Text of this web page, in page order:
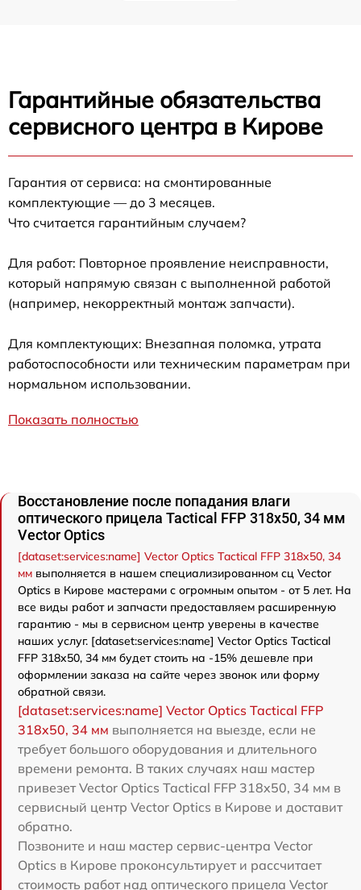
Гарантийные обязательства
сервисного центра в Кирове
Гарантия от сервиса: на смонтированные
комплектующие — до 3 месяцев.
Что считается гарантийным случаем?
Для работ: Повторное проявление неисправности,
который напрямую связан с выполненной работой
(например, некорректный монтаж запчасти).
Для комплектующих: Внезапная поломка, утрата
работоспособности или техническим параметрам при
нормальном использовании.
Показать полностью
Восстановление после попадания влаги
оптического прицела Tactical FFP 318x50, 34 мм
Vector Optics
[dataset:services:name] Vector Optics Tactical FFP 318x50, 34
мм выполняется в нашем специализированном сц Vector
Optics в Кирове мастерами с огромным опытом - от 5 лет. На
все виды работ и запчасти предоставляем расширенную
гарантию - мы в сервисном центр уверены в качестве
наших услуг. [dataset:services:name] Vector Optics Tactical
FFP 318x50, 34 мм будет стоить на -15% дешевле при
оформлении заказа на сайте через звонок или форму
обратной связи.
[dataset:services:name] Vector Optics Tactical FFP
318x50, 34 мм выполняется на выезде, если не
требует большого оборудования и длительного
времени ремонта. В таких случаях наш мастер
привезет Vector Optics Tactical FFP 318x50, 34 мм в
сервисный центр Vector Optics в Кирове и доставит
обратно.
Позвоните и наш мастер сервис-центра Vector
Optics в Кирове проконсультирует и рассчитает
стоимость работ над оптического прицела Vector